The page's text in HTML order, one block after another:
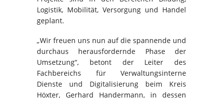
Logistik, Mobilität, Versorgung und Handel
geplant.
„Wir freuen uns nun auf die spannende und
durchaus herausfordernde Phase der
Umsetzung“, betont der Leiter des
Fachbereichs für Verwaltungsinterne
Dienste und Digitalisierung beim Kreis
Höxter, Gerhard Handermann, in dessen